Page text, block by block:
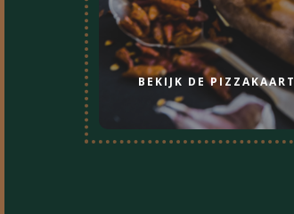
BEKIJK DE PIZZAKAART